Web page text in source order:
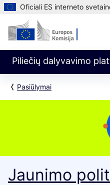
Oficiali ES interneto
Piliečių dalyvavimo
Pasiūlymai
Jaunimo